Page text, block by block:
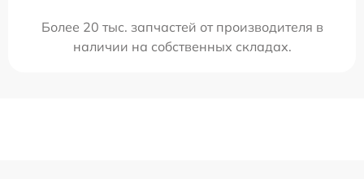
Более 20 тыс. запчастей от производителя в
наличии на собственных складах.